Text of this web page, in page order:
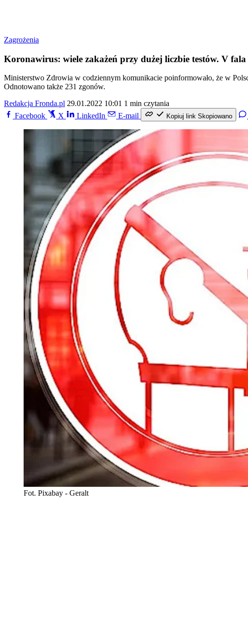
Zagrożenia
Koronawirus: wiele zakażeń przy dużej liczbie testów. V
Ministerstwo Zdrowia w codziennym komunikacie poinformowało, że w
Odnotowano także 231 zgonów.
Redakcja Fronda.pl 29.01.2022 10:01 1 min czytania
Facebook
X LinkedIn E-mail Kopiuj link Skopiowano
Fot. Pixabay - Geralt